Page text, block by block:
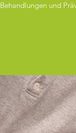
Behandlungen und